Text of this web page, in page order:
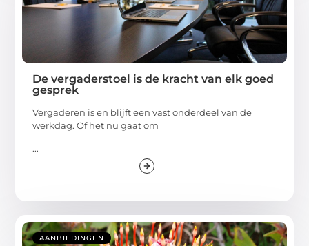
De vergaderstoel is de kracht van elk goed
gesprek
Vergaderen is en blijft een vast onderdeel van de
werkdag. Of het nu gaat om
...
AANBIEDINGEN